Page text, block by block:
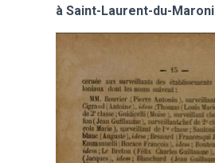
à Saint-Laurent-du-Maroni